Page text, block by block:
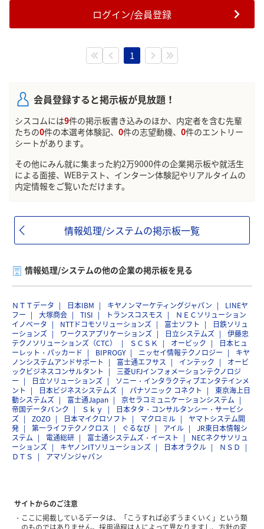
ログイン/会員登録
1
会員登録すると掲示板が見放題！
シスコムには9件の掲示板書き込みのほか、内定者を含む先輩
たちの0件の本選考体験記、 0件の志望動機、 0件のエントリー
シートがあります。
その他にみん就に集まった約2万9000件の企業掲示板や就活生
による面接、WEBテスト、インターン体験記やリアルタイムの
内定情報をご覧いただけます。
情報処理/システムの掲示板一覧
情報処理/システムの他の企業の掲示板を見る
ＮＴＴデータ 日本IBM キヤノンマーケティングジャパン
LINEヤ
フー
大塚商会 TISI トランスコスモス
ＮＥＣソリューション
イノベータ
NTTドコモソリューションズ 富士ソフト
日鉄ソリュ
ーションズ
ワークスアプリケーションズ 日立システムズ
伊藤忠
テクノソリューションズ（CTC）
ＳＣＳＫ オービック
日本ヒュ
ーレット・パッカード
BIPROGY ニッセイ情報テクノロジー
キヤ
ノンシステムアンドサポート
富士通エフサス インテック
オービ
ックビジネスコンサルタント
三菱UFJインフォメーションテクノロジ
ー
日立ソリューションズ
ソニー・インタラクティブエンタテインメ
ント
日本ビジネスシステムズ パナソニック コネクト
東京海上日
動システムズ
富士通Japan
京セラコミュニケーションシステム
帝国データバンク
Ｓｋｙ
日本タタ・コンサルタンシー・サービシ
ズ
ZOZO 日本マイクロソフト マクロミル
ヤマトシステム開
発
第一ライフテクノクロス ぐるなび アイル
JR東日本情報シ
ステム
電通総研 富士通システムズ・イースト
NECネクサソリュ
ーションズ
キヤノンITソリューションズ 日本オラクル
ＮＳＤ
ＤＴＳ
アマゾンジャパン
サイトからのご注意
ここに掲載しているデータは、「こうすれば必ずうまくいく」という類